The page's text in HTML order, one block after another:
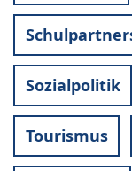
Sozialpolitik
Tourismus